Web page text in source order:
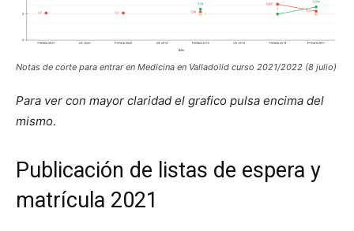
Notas de corte para entrar en Medicina en Valladolid curso 2021/2022 (8 julio)
Para ver con mayor claridad el grafico pulsa encima del
mismo.
Publicación de listas de espera y
matrícula 2021